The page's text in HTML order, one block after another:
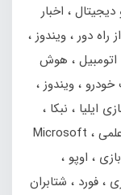
دیجیتال
اخبار
راه دور
ویندوز
هوش
خودرو
ویندوز
ایلیا
نبکا
Microsoft
اوپو
فورد
شتابران